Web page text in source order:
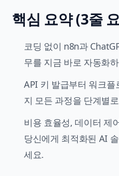
핵심 요약 (3줄
코딩 없이 n8n과
무를 지금 바로 자동화
API 키 발급부터 워크
지 모든 과정을 단계별
비용 효율성, 데이터 제
당신에게 최적화된 AI
세요.